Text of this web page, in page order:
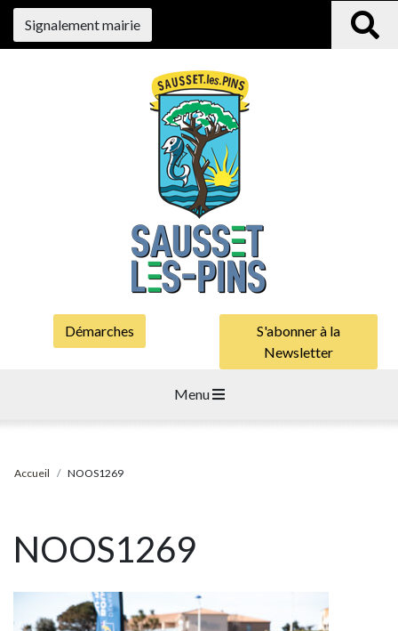
Signalement mairie
Démarches
S'abonner à la
Newsletter
Menu
Accueil NOOS1269
NOOS1269